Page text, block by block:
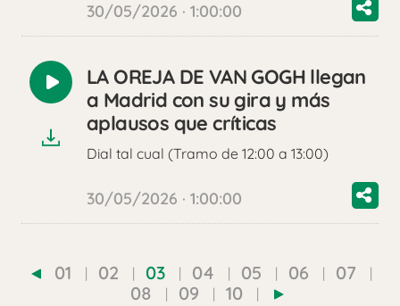
30/05/2026 · 1:00:00
Reproducir
audio
LA OREJA DE VAN GOGH llegan
a Madrid con su gira y más
aplausos que críticas
Dial tal cual (Tramo de 12:00 a 13:00)
30/05/2026 · 1:00:00
01 02 03 04 05 06
07
08
09 10